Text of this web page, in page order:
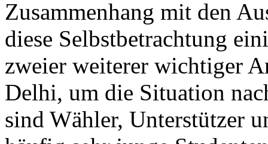
Zusammenhang mit den
diese Selbstbetrachtung
zweier weiterer wichtiger
Delhi, um die Situation
sind Wähler, Unterstützer